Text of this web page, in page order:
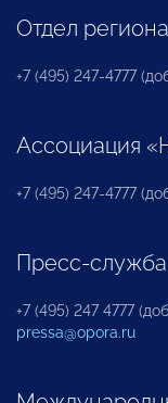
Отдел
+7 (495) 247-4777
Ассоциация
+7 (495) 247-4777
Пресс-служба
+7 (495) 247 4777
pressa@opora.ru